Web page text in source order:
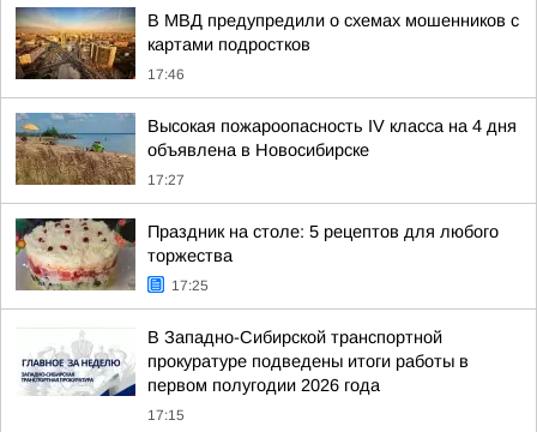
В МВД предупредили о схемах мошенников с
картами подростков
17:46
Высокая пожароопасность IV класса на 4 дня
объявлена в Новосибирске
17:27
Праздник на столе: 5 рецептов для любого
торжества
17:25
В Западно-Сибирской транспортной
прокуратуре подведены итоги работы в
первом полугодии 2026 года
17:15